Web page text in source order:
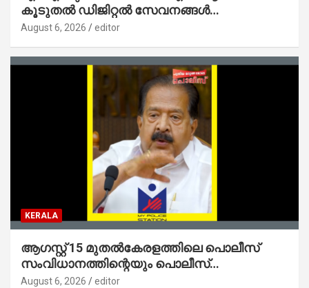
കൂടുതൽ ഡിജിറ്റൽ സേവനങ്ങൾ
ജനങ്ങളിലേക്കെത്തിക്കും – മന്ത്രി സി പി
August 6, 2026 editor
KERALA
ആഗസ്റ്റ് 15 മുതല്‍കേരളത്തിലെ പൊലീസ്
സംവിധാനത്തിന്റെയും പൊലീസ്
സ്റ്റേഷനുകളുടെയും മുഖഛായ മാറുകയാണ് :
August 6, 2026 editor